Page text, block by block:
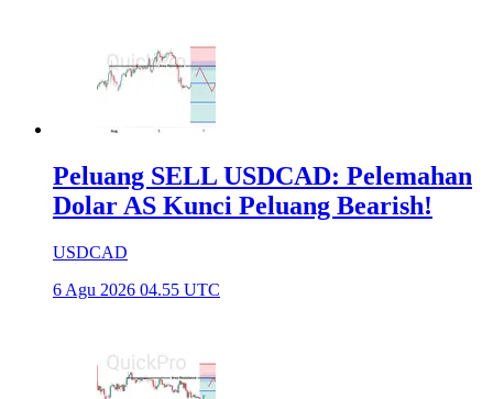
Peluang SELL USDCAD: Pelemahan
Dolar AS Kunci Peluang Bearish!
USDCAD
6 Agu 2026 04.55 UTC